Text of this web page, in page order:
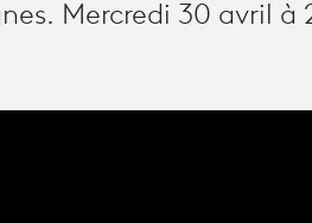
Mercredi 30 avril à